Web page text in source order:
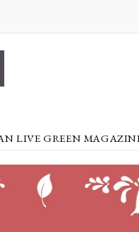
LIVE GREEN